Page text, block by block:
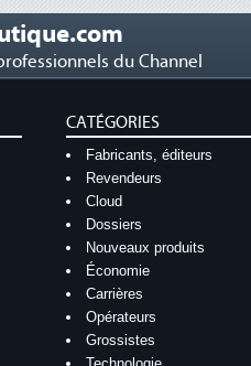
du Channel
CATÉGORIES
Fabricants, éditeurs
Revendeurs
Cloud
Dossiers
Nouveaux produits
Économie
Carrières
Opérateurs
Grossistes